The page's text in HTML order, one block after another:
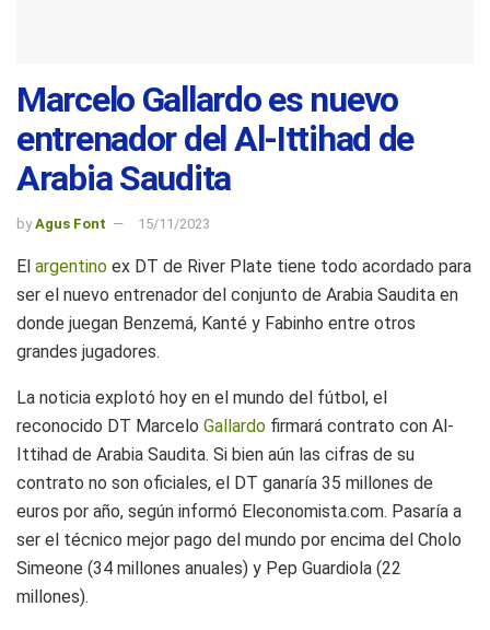
Marcelo Gallardo es nuevo
entrenador del Al-Ittihad de
Arabia Saudita
by Agus Font 15/11/2023
El argentino ex DT de River Plate tiene todo acordado para
ser el nuevo entrenador del conjunto de Arabia Saudita en
donde juegan Benzemá, Kanté y Fabinho entre otros
grandes jugadores.
La noticia explotó hoy en el mundo del fútbol, el
reconocido DT Marcelo Gallardo firmará contrato con Al-
Ittihad de Arabia Saudita. Si bien aún las cifras de su
contrato no son oficiales, el DT ganaría 35 millones de
euros por año, según informó Eleconomista.com. Pasaría a
ser el técnico mejor pago del mundo por encima del Cholo
Simeone (34 millones anuales) y Pep Guardiola (22
millones).